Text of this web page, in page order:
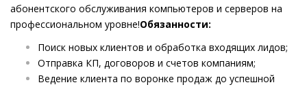
абонентского обслуживания компьютеров и серверов на
профессиональном уровне!Обязанности:
Поиск новых клиентов и обработка входящих лидов;
Отправка КП, договоров и счетов компаниям;
Ведение клиента по воронке продаж до успешной